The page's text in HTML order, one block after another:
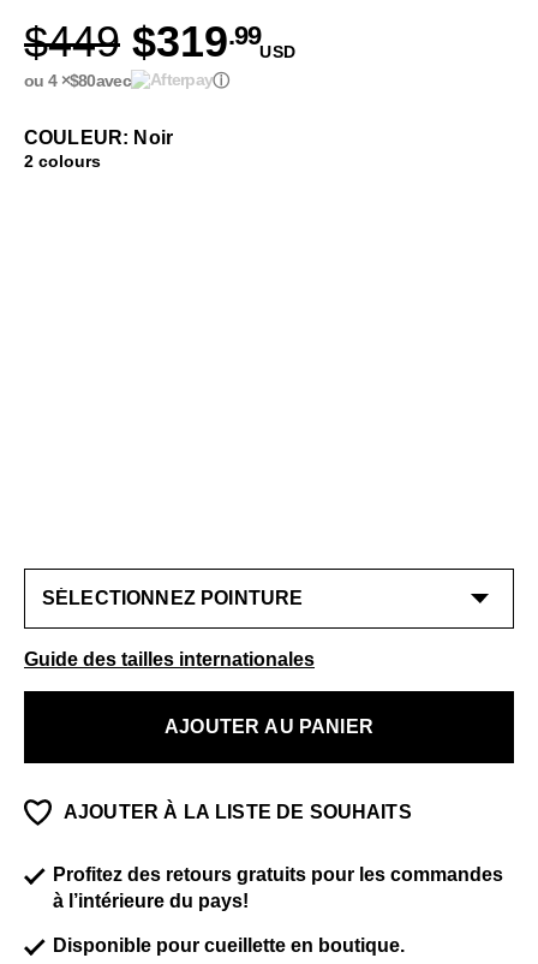
$449 $319.99
USD
ou 4 ×$80avec ⓘ
COULEUR: Noir
2 colours
Guide des tailles internationales
AJOUTER AU PANIER
AJOUTER À LA LISTE DE SOUHAITS
Profitez des retours gratuits pour les commandes
à l’intérieure du pays!
Disponible pour cueillette en boutique.